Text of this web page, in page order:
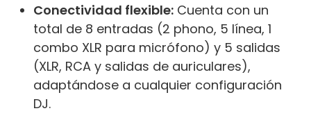
Conectividad flexible: Cuenta con un
total de 8 entradas (2 phono, 5 línea, 1
combo XLR para micrófono) y 5 salidas
(XLR, RCA y salidas de auriculares),
adaptándose a cualquier configuración
DJ.